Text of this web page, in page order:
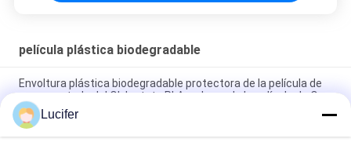
película plástica biodegradable
Envoltura plástica biodegradable protectora de la película de
empaquetado del Olylactate PLA en lugar de la película de Opp
Película plástica biodegradable de la protección del medio
ambiente ningún sellado caliente residual transparente
Lucifer